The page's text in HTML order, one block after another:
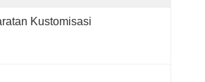
Kustomisasi